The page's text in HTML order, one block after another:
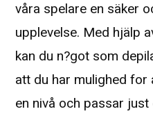
våra spelare en säker
upplevelse. Med hjälp
kan du n?got som
att du har mulighed for
en nivå och passar